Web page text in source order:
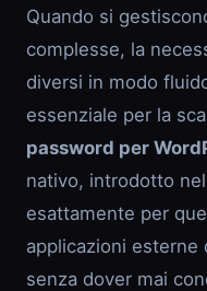
Quando si
complesse, la
diversi in modo
essenziale per la
password per
nativo, introdotto
esattamente per
applicazioni esterne
senza dover mai